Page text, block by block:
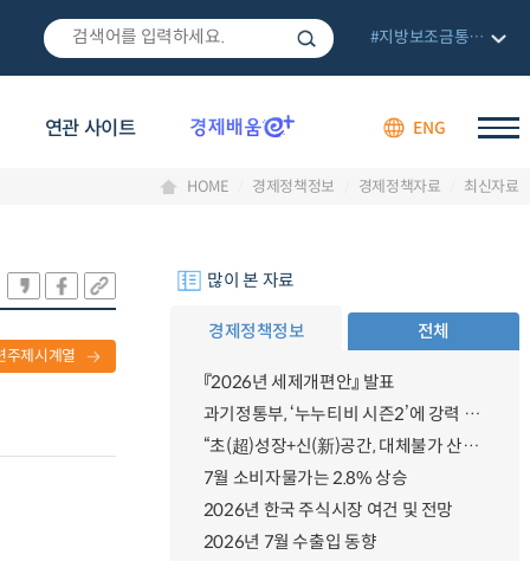
연관 사이트 ENG
#지방보조금통합관리망
HOME 경제정책정보 경제정책자료 최신자료
주제시계열
많이 본 자료
경제정책정보 전체
『2026년 세제개편안』 발표
과기정통부, ‘누누티비 시즌2’에 강력 대응 의지 밝혀
“초(超)성장+신(新)공간, 대체불가 산업강국”
7월 소비자물가는 2.8% 상승
2026년 한국 주식시장 여건 및 전망
2026년 7월 수출입 동향